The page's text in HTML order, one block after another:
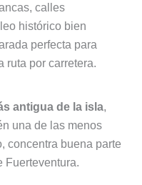
calles
histórico bien
perfecta para
ruta por carretera.
antigua de la isla,
una de las menos
concentra buena parte
Fuerteventura.